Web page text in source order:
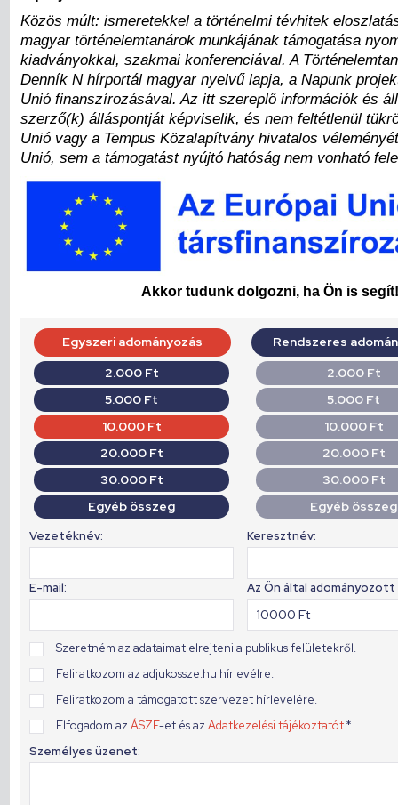
Közös múlt: ismeretekkel a történelmi tévhitek
magyar történelemtanárok munkájának támogatása
kiadványokkal, szakmai konferenciával. A
Denník N hírportál magyar nyelvű lapja, a Napunk
Unió finanszírozásával. Az itt szereplő információk és
szerző(k) álláspontját képviselik, és nem feltétlenül
Unió vagy a Tempus Közalapítvány hivatalos
Unió, sem a támogatást nyújtó hatóság nem vonható
Akkor tudunk dolgozni, ha Ön is segít!